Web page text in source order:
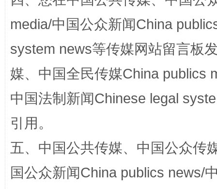
规模最大的光氢储一体化项目 走
镜头丨大暑三秋近 山西：
media/中国公众新闻China
system news等传媒网站留言板
媒、中国全民传媒China publics
中国法制新闻Chinese legal
引用。
五、中国公共传媒、中国公众传
国公众新闻China publics news/